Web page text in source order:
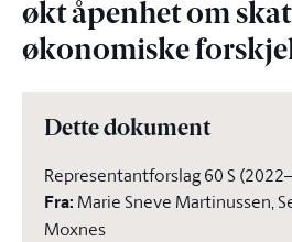
økt åpenhet om
økonomiske
Dette dokument
Representantforslag 60 S
Fra: Marie Sneve Martinussen,
Moxnes